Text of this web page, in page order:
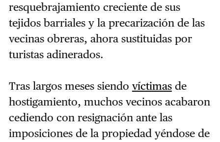
resquebrajamiento creciente de sus
tejidos barriales y la precarización de las
vecinas obreras, ahora sustituidas por
turistas adinerados.
Tras largos meses siendo víctimasde
hostigamiento, muchos vecinos acabaron
cediendo con resignación ante las
imposiciones de la propiedad yéndose de